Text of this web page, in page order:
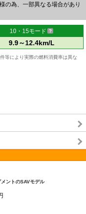
の為、一部異なる場合があり
10・15モード
9.9～12.4km/L
等により実際の燃料消費率は異な
ントのSAVモデル